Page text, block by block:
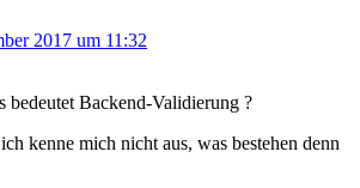
2017 um 11:32
bedeutet Backend-Validierung ?
kenne mich nicht aus, was bestehen denn